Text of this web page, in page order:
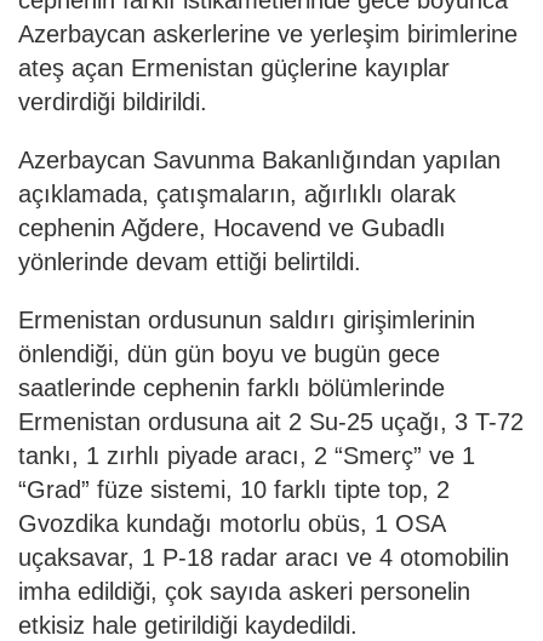
Azerbaycan askerlerine ve yerleşim birimlerine
ateş açan Ermenistan güçlerine kayıplar
verdirdiği bildirildi.
Azerbaycan Savunma Bakanlığından yapılan
açıklamada, çatışmaların, ağırlıklı olarak
cephenin Ağdere, Hocavend ve Gubadlı
yönlerinde devam ettiği belirtildi.
Ermenistan ordusunun saldırı girişimlerinin
önlendiği, dün gün boyu ve bugün gece
saatlerinde cephenin farklı bölümlerinde
Ermenistan ordusuna ait 2 Su-25 uçağı, 3 T-72
tankı, 1 zırhlı piyade aracı, 2 “Smerç” ve 1
“Grad” füze sistemi, 10 farklı tipte top, 2
Gvozdika kundağı motorlu obüs, 1 OSA
uçaksavar, 1 P-18 radar aracı ve 4 otomobilin
imha edildiği, çok sayıda askeri personelin
etkisiz hale getirildiği kaydedildi.